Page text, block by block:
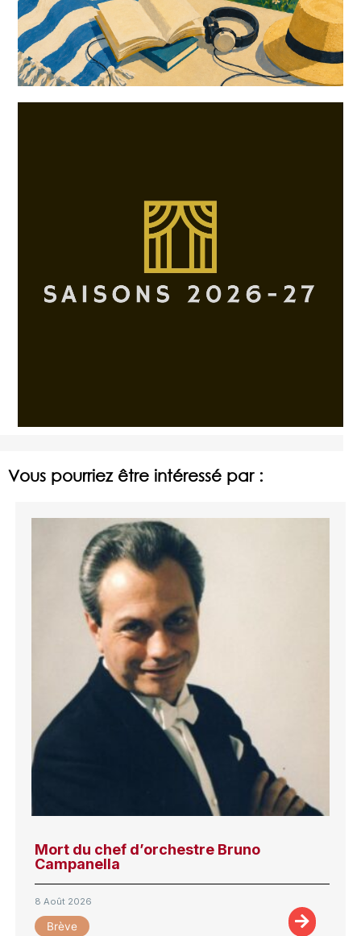
Vous pourriez être intéressé par :
Mort du chef d’orchestre Bruno
Campanella
8 Août 2026
Brève